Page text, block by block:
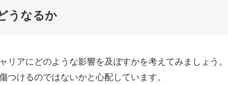
うなるか
リアにどのような影響を及ぼすかを考えてみましょう。
けるのではないかと心配しています。